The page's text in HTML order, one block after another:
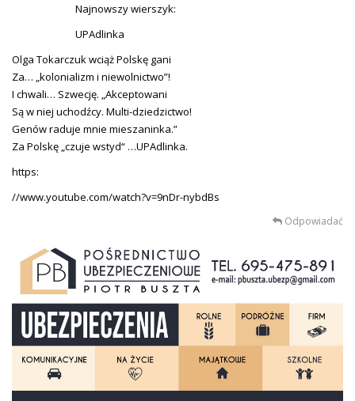
Najnowszy wierszyk:
UPAdlinka
Olga Tokarczuk wciąż Polskę gani
Za… „kolonializm i niewolnictwo”!
I chwali… Szwecję. „Akceptowani
Są w niej uchodźcy. Multi-dziedzictwo!
Genów raduje mnie mieszaninka.”
Za Polskę „czuje wstyd“ …UPAdlinka.
https:
//www.youtube.com/watch?v=9nDr-nybdBs
Odpowiadać